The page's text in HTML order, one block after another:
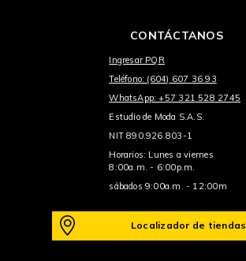
CONTÁCTANOS
Ingresar PQR
Teléfono: (604) 607 36 93
WhatsApp: +57 321 528 2745
Estudio de Moda S.A.S.
NIT 890.926.803-1
Horarios: Lunes a viernes
8:00a.m. - 6:00p.m.
sábados 9:00a.m. - 12:00m
Localizador de tiendas